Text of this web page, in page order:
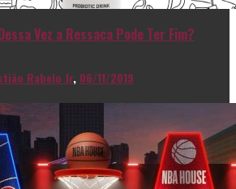
Vez a Ressaca Pode Ter Fim?
Rabelo Jr, 06/11/2019